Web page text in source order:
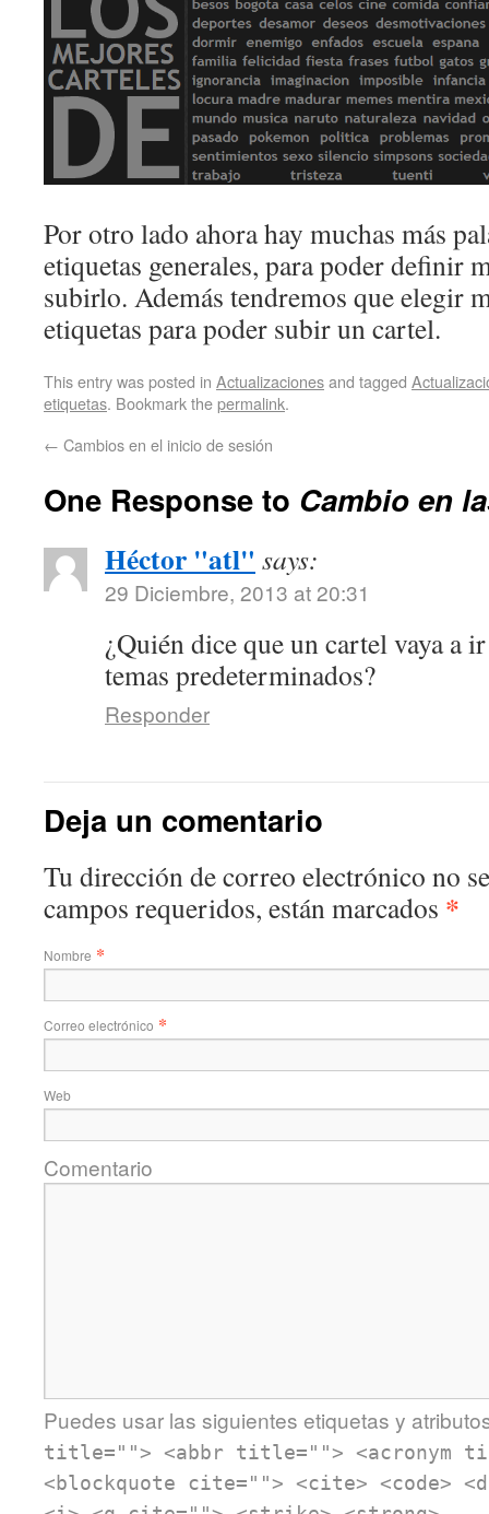
Por otro lado ahora hay muchas más
etiquetas generales, para poder definir
subirlo. Además tendremos que elegir
etiquetas para poder subir un cartel.
This entry was posted in Actualizacionesand tagged
etiquetas. Bookmark thepermalink.
← Cambios en el inicio de sesión
One Response to Cambio en
Héctor "atl" says:
29 Diciembre, 2013 at 20:31
¿Quién dice que un cartel vaya a
temas predeterminados?
Responder
Deja un comentario
Tu dirección de correo electrónico no
campos requeridos, están marcados *
Nombre *
Correo electrónico *
Web
Comentario
Puedes usar las siguientes etiquetas y
title=""> <abbr title=""> <acronym
<blockquote cite=""> <cite> <code>